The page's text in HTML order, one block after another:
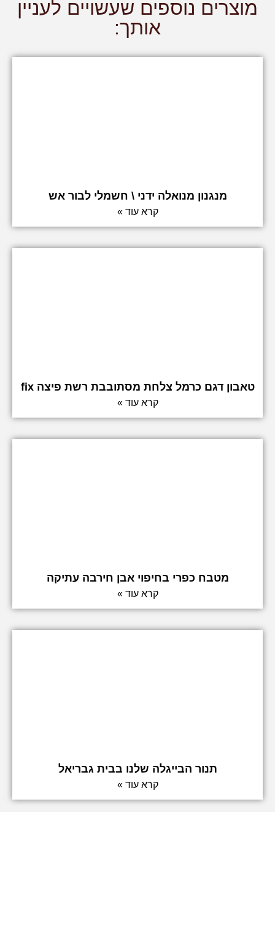
מוצרים נוספים שעשויים לעניין
אותך:
מנגנון מנואלה ידני \ חשמלי לבור אש
קרא עוד »
טאבון דגם כרמל צלחת מסתובבת רשת פיצה fix
קרא עוד »
מטבח כפרי בחיפוי אבן חירבה עתיקה
קרא עוד »
תנור הבייגלה שלנו בבית גבריאל
קרא עוד »